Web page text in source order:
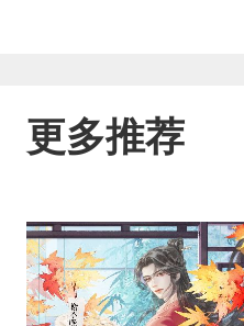
更多推荐